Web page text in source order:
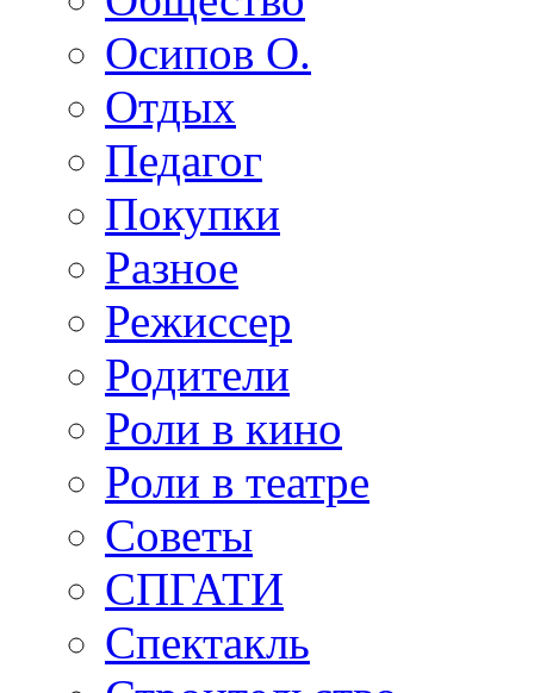
Осипов О.
Отдых
Педагог
Покупки
Разное
Режиссер
Родители
Роли в кино
Роли в театре
Советы
СПГАТИ
Спектакль